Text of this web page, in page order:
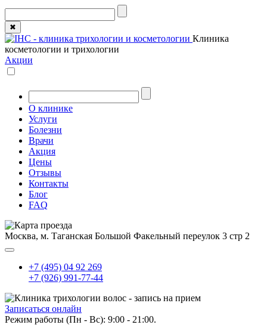
✖
Клиника
косметологии и трихологии
Акции
О клинике
Услуги
Болезни
Врачи
Акция
Цены
Отзывы
Контакты
Блог
FAQ
Москва, м. Таганская Большой Факельный переулок 3 стр 2
+7 (495) 04 92 269
+7 (926) 991-77-44
Записаться онлайн
Режим работы (Пн - Вс): 9:00 - 21:00.